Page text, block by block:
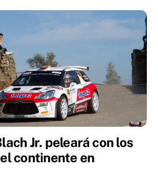
Jr. peleará con los
continente en